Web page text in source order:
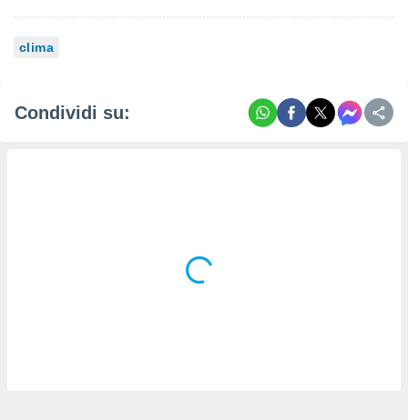
clima
Condividi su: